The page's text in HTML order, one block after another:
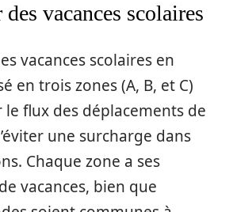
vacances scolaires
vacances scolaires en
en trois zones (A, B, et C)
flux des déplacements de
une surcharge dans
Chaque zone a ses
vacances, bien que